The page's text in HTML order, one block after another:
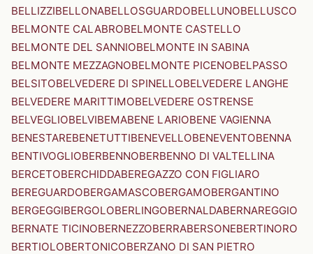
BELLIZZIBELLONABELLOSGUARDOBELLUNOBELLUSCO
BELMONTE CALABROBELMONTE CASTELLO
BELMONTE DEL SANNIOBELMONTE IN SABINA
BELMONTE MEZZAGNOBELMONTE PICENOBELPASSO
BELSITOBELVEDERE DI SPINELLOBELVEDERE LANGHE
BELVEDERE MARITTIMOBELVEDERE OSTRENSE
BELVEGLIOBELVIBEMABENE LARIOBENE VAGIENNA
BENESTAREBENETUTTIBENEVELLOBENEVENTOBENNA
BENTIVOGLIOBERBENNOBERBENNO DI VALTELLINA
BERCETOBERCHIDDABEREGAZZO CON FIGLIARO
BEREGUARDOBERGAMASCOBERGAMOBERGANTINO
BERGEGGIBERGOLOBERLINGOBERNALDABERNAREGGIO
BERNATE TICINOBERNEZZOBERRABERSONEBERTINORO
BERTIOLOBERTONICOBERZANO DI SAN PIETRO